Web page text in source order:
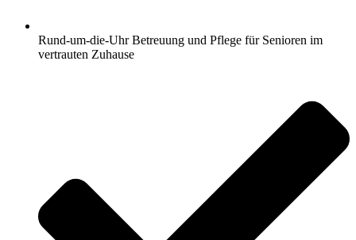
Rund-um-die-Uhr Betreuung und Pflege für Senioren im
vertrauten Zuhause